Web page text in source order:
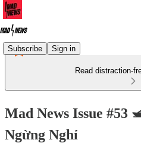
Subscribe Sign in
Read distraction-
Mad News Issue #53
Ngừng Nghỉ